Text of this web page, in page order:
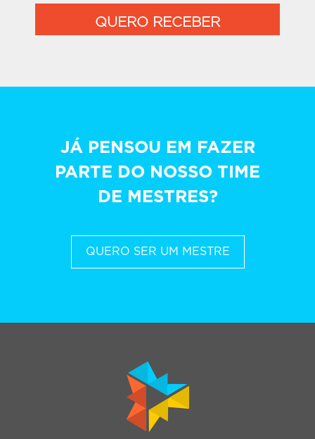
QUERO RECEBER
JÁ PENSOU EM FAZER
PARTE DO NOSSO TIME
DE MESTRES?
QUERO SER UM MESTRE